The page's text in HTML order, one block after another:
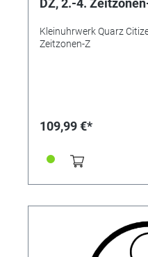
DZ, 2.-4.
Kleinuhrwerk Quarz
Zeitzonen-Z
109,99 €*